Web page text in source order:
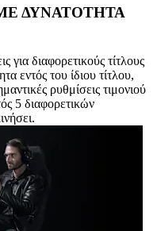
ΔΥΝΑΤΟΤΗΤΑ
για διαφορετικούς τίτλους
εντός του ίδιου τίτλου,
ρυθμίσεις τιμονιού
5 διαφορετικών